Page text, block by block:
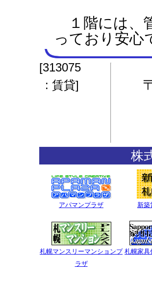
１階には、
っており安心
[313075
: 賃貸]
株
アパマンプラザ 新築
札幌マンスリーマンションプ
ラザ
札幌家具